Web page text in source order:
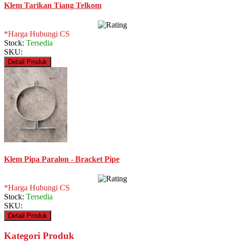
Klem Tarikan Tiang Telkom
*Harga Hubungi CS
Stock: Tersedia
SKU:
Detail Produk
Klem Pipa Paralon - Bracket Pipe
*Harga Hubungi CS
Stock: Tersedia
SKU:
Detail Produk
Kategori Produk